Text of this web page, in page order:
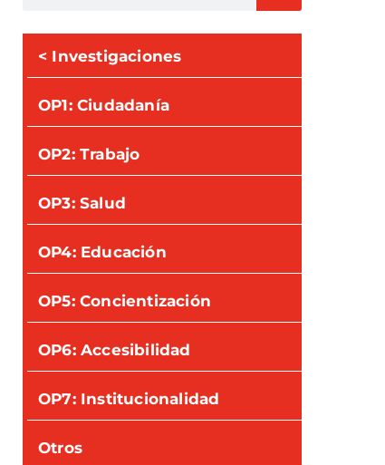
< Investigaciones
OP1: Ciudadanía
OP2: Trabajo
OP3: Salud
OP4: Educación
OP5: Concientización
OP6: Accesibilidad
OP7: Institucionalidad
Otros